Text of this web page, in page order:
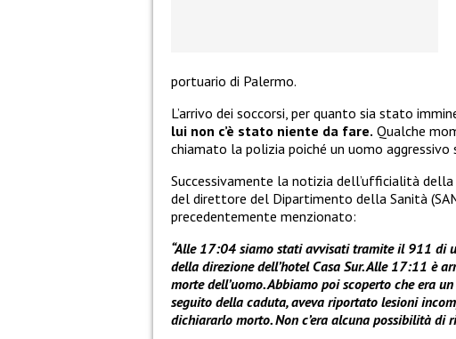
portuario di Palermo.
L’arrivo dei soccorsi, per quanto sia stato
lui non c’è stato niente da fare. Qualche
chiamato la polizia poiché un uomo
Successivamente la notizia dell’ufficialità della
del direttore del Dipartimento della Sanità
precedentemente menzionato:
“Alle 17:04 siamo stati avvisati tramite il 911 di
della direzione dell’hotel Casa Sur. Alle 17:11 è
morte dell’uomo. Abbiamo poi scoperto che era
seguito della caduta, aveva riportato lesioni
dichiararlo morto. Non c’era alcuna possibilità di